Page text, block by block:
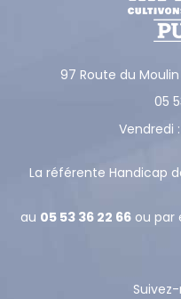
97 Route du
05
Vendredi
La référente Handicap
au 05 53 36 22 66 ou par